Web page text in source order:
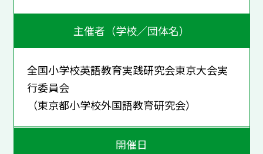
主催者（学校／団体名）
全国小学校英語教育実践研究会東京大会実
行委員会
（東京都小学校外国語教育研究会）
開催日